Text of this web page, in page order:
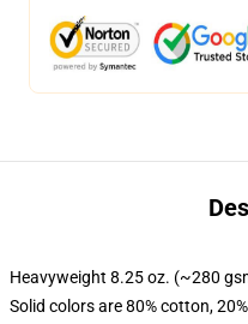
Heavyweight 8.25 oz. (~280
Solid colors are 80% cotton,